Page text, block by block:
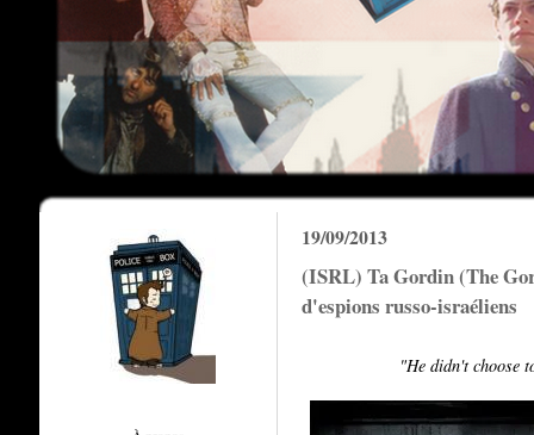
19/09/2013
(ISRL) Ta Gordin (The
d'espions russo-israéliens
"He didn't choose